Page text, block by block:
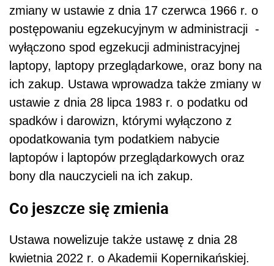
bony dla nauczycieli na ich zakup.
Co jeszcze się zmienia
Ustawa nowelizuje także ustawę z dnia 28
kwietnia 2022 r. o Akademii Kopernikańskiej.
Zmiany wprowadzone w tej ustawie dotyczą
przede wszystkim przeniesienia kompetencji
przypisanych Prezesowi Rady Ministrów na
ministra właściwego do spraw szkolnictwa
wyższego w zakresie:
1) zatwierdzania statutu Akademii
2) nadzoru nad Akademią